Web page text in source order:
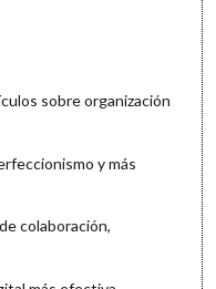
sobre organización
y más
colaboración,